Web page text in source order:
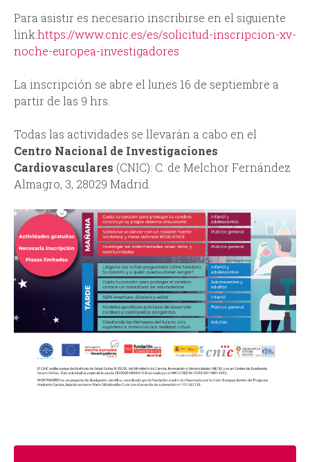
Para asistir es necesario inscribirse en el siguiente
link:https://www.cnic.es/es/solicitud-inscripcion-xv-
noche-europea-investigadores
La inscripción se abre el lunes 16 de septiembre a
partir de las 9 hrs.
Todas las actividades se llevarán a cabo en el
Centro Nacional de Investigaciones
Cardiovasculares (CNIC): C. de Melchor Fernández
Almagro, 3, 28029 Madrid.